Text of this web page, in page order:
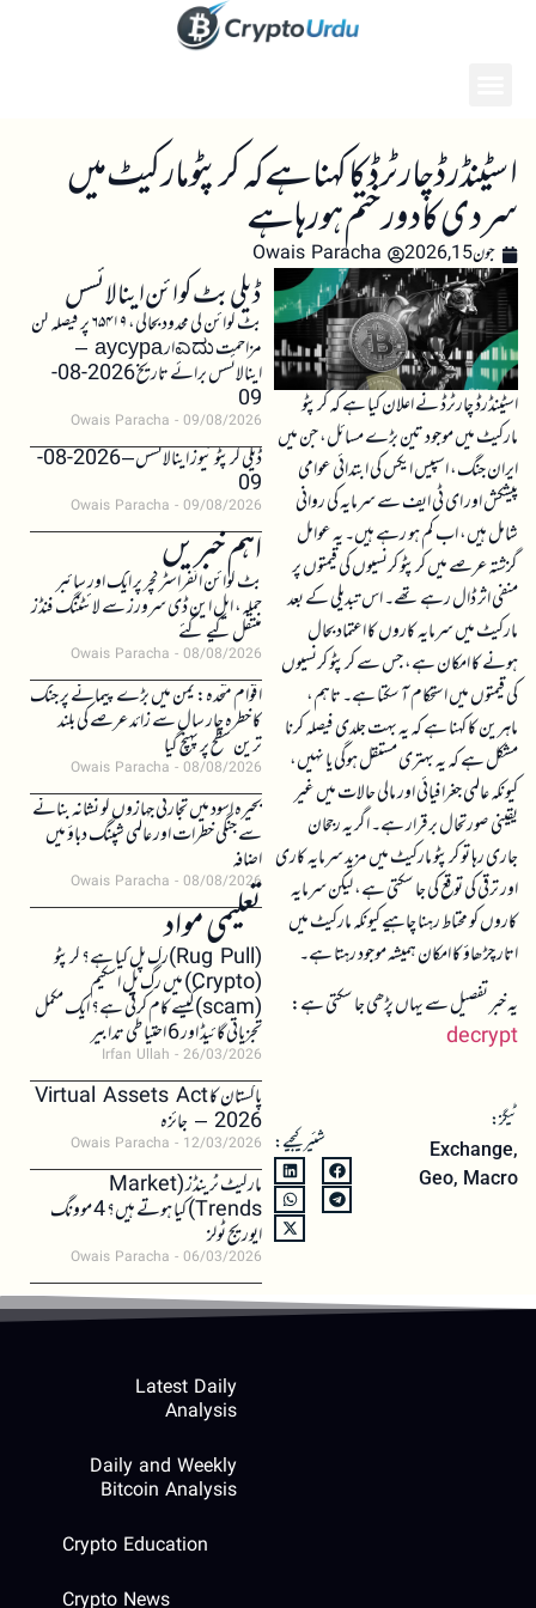
اسٹینڈرڈ چارٹرڈ کا کہنا ہے کہ کرپٹو مارکیٹ میں
سردی کا دور ختم ہو رہا ہے
جون 15, 2026 Owais Paracha
اسٹینڈرڈ چارٹرڈ نے اعلان کیا ہے کہ کرپٹو
مارکیٹ میں موجود تین بڑے مسائل، جن میں
ایران جنگ، اسپیس ایکس کی ابتدائی عوامی
پیشکش اور ای ٹی ایف سے سرمایہ کی روانی
شامل ہیں، اب کم ہو رہے ہیں۔ یہ عوامل
گزشتہ عرصے میں کرپٹو کرنسیوں کی قیمتوں پر
منفی اثر ڈال رہے تھے۔ اس تبدیلی کے بعد
مارکیٹ میں سرمایہ کاروں کا اعتماد بحال
ہونے کا امکان ہے، جس سے کرپٹو کرنسیوں
کی قیمتوں میں استحکام آ سکتا ہے۔ تاہم،
ماہرین کا کہنا ہے کہ یہ بہت جلدی فیصلہ کرنا
مشکل ہے کہ یہ بہتری مستقل ہوگی یا نہیں،
کیونکہ عالمی جغرافیائی اور مالی حالات میں غیر
یقینی صورتحال برقرار ہے۔ اگر یہ رجحان
جاری رہا تو کرپٹو مارکیٹ میں مزید سرمایہ کاری
اور ترقی کی توقع کی جا سکتی ہے، لیکن سرمایہ
کاروں کو محتاط رہنا چاہیے کیونکہ مارکیٹ میں
اتار چڑھاؤ کا امکان ہمیشہ موجود رہتا ہے۔
یہ خبر تفصیل سے یہاں پڑھی جا سکتی ہے:
decrypt
ٹیگز:
Exchange,
Geo, Macro
شئیر کیجیے:
ڈیلی بٹ کوائن اینالائسس
بٹ کوائن کی محدود بحالی، ۶۵۴۱۹ پر فیصلہ کن
مزاحمت ಎದುار аусура –
اینالائسس برائے تاریخ 2026-08-
09
Owais Paracha 09/08/2026
ڈیلی کرپٹو نیوز اینالائسس – 2026-08-
09
Owais Paracha 09/08/2026
اہم خبریں
بٹ کوائن انفراسٹرکچر پر ایک اور سائبر
حملہ، ایل این ڈی سرورز سے لائٹننگ فنڈز
منتقل کیے گئے
Owais Paracha 08/08/2026
اقوام متحدہ: یمن میں بڑے پیمانے پر جنگ
کا خطرہ چار سال سے زائد عرصے کی بلند
ترین سطح پر پہنچ گیا
Owais Paracha 08/08/2026
بحیرہ اسود میں تجارتی جہازوں کو نشانہ بنانے
سے جنگی خطرات اور عالمی شپنگ دباؤ میں
اضافہ
Owais Paracha 08/08/2026
تعلیمی مواد(Rug Pull)رگ پل کیا ہے؟ کرپٹو
(Crypto) میں رگ پل اسکیم
(scam)کیسے کام کرتی ہے؟ ایک مکمل
تجزیاتی گائیڈ اور 6 احتیاطی تدابیر
Irfan Ullah 26/03/2026
پاکستان کا Virtual Assets Act
2026 – جائزہ
Owais Paracha 12/03/2026
مارکیٹ ٹرینڈز (Market
Trends) کیا ہوتے ہیں؟ 4 موونگ
ایوریج ٹولز
Owais Paracha 06/03/2026
Latest Daily
Analysis
Daily and Weekly
Bitcoin Analysis
Crypto Education